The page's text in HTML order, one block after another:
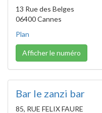
13 Rue des Belges
06400 Cannes
Plan
Afficher le numéro
Bar le zanzi bar
85, RUE FELIX FAURE